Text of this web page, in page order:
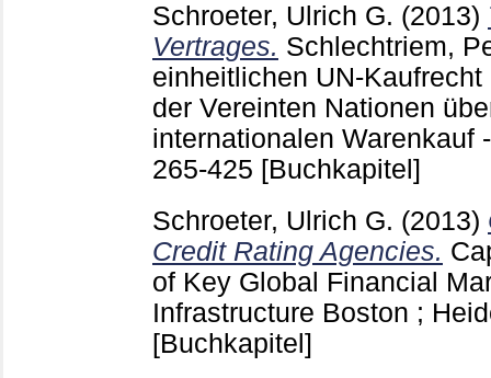
Schroeter, Ulrich G. (2013)
Vertrages. Schlechtriem,
einheitlichen UN-
der Vereinten Nationen
internationalen Warenkauf
265-425 [Buchkapitel]
Schroeter, Ulrich G. (2013)
Credit Rating Agencies.
of Key Global Financial
Infrastructure Boston ;
[Buchkapitel]